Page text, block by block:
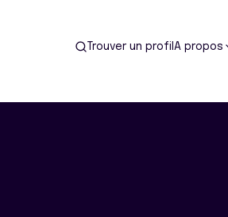
Trouver un profil A propos